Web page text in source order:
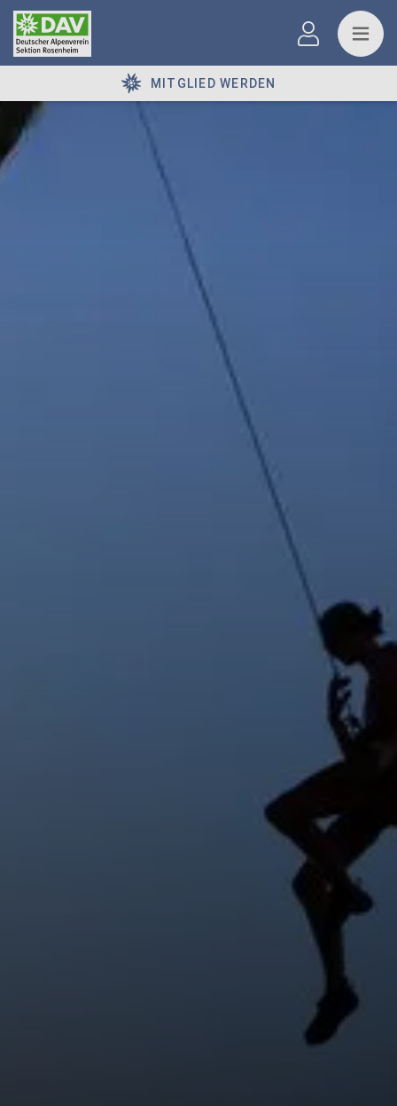
MITGLIED WERDEN